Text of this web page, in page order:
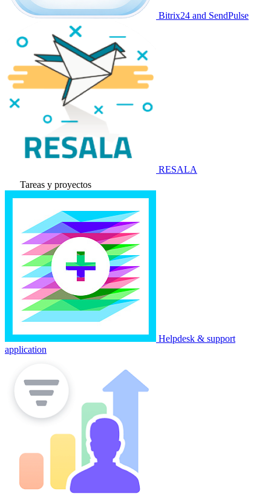
Bitrix24 and SendPulse
RESALA
Tareas y proyectos
Helpdesk & support
application